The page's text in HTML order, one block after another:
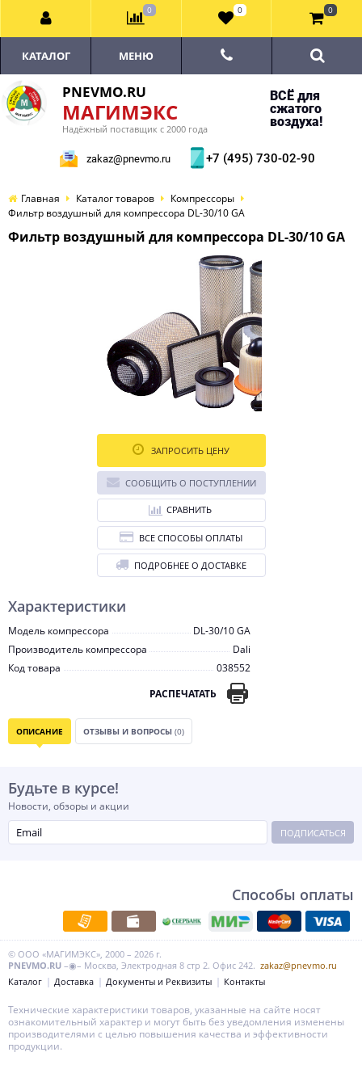
PNEVMO.RU
МАГИМЭКС
Надёжный поставщик с 2000 года
ВСЁ для
сжатого
воздуха!
zakaz@pnevmo.ru +7 (495) 730-02-90
КАТАЛОГ МЕНЮ
Главная Каталог товаров
Компрессоры
Фильтр воздушный для компрессора DL-30/10 GA
Фильтр воздушный для компрессора DL-30/10 GA
Характеристики
Модель компрессора
DL-30/10 GA
Производитель компрессора
Dali
Код товара
038552
РАСПЕЧАТАТЬ
ЗАПРОСИТЬ ЦЕНУ
СООБЩИТЬ О ПОСТУПЛЕНИИ
СРАВНИТЬ
ВСЕ СПОСОБЫ ОПЛАТЫ
ПОДРОБНЕЕ О ДОСТАВКЕ
ОПИСАНИЕ ОТЗЫВЫ И ВОПРОСЫ (0)
Будьте в курсе!
Новости, обзоры и акции
ПОДПИСАТЬСЯ
Способы оплаты
© ООО «МАГИМЭКС», 2000 – 2026 г.
PNEVMO.RU –◉– Москва, Электродная 8 стр 2. Офис 242. zakaz@pnevmo.ru
Каталог
Доставка Документы и Реквизиты Контакты
0 0 0
Технические характеристики товаров, указанные на сайте носят
ознакомительный характер и могут быть без уведомления изменены
производителями с целью повышения качества и эффективности
продукции.